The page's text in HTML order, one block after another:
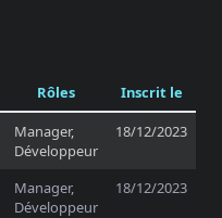
Rôles
Inscrit le
Manager,
Développeur
18/12/2023
Manager,
Développeur
18/12/2023